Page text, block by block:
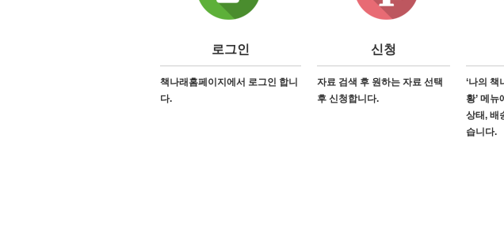
로그인
책나래홈페이지에서 로그인 합니
다.
신청
자료 검색 후 원하는 자료 선택
후 신청합니다.
‘나의 책
황’ 메뉴
상태, 배
습니다.